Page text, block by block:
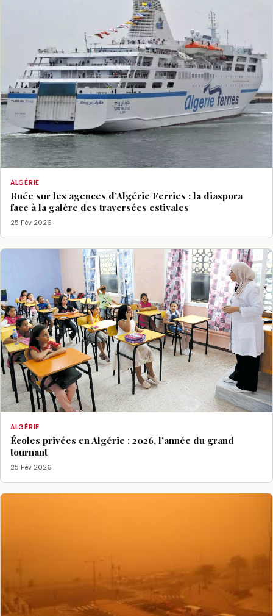
ALGÉRIE
Ruée sur les agences d’Algérie Ferries : la diaspora
face à la galère des traversées estivales
25 Fév 2026
ALGÉRIE
Écoles privées en Algérie : 2026, l’année du grand
tournant
25 Fév 2026